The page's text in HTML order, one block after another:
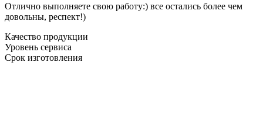
Отлично выполняете свою работу:) все остались более чем
довольны, респект!)
Качество продукции
Уровень сервиса
Срок изготовления